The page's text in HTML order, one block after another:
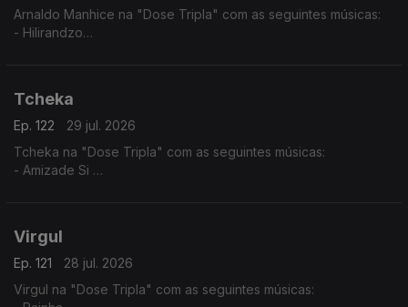
Arnaldo Manhice na "Dose Tripla" com as seguintes músicas:
- Hilirandzo
Tcheka
Ep. 122
29 jul. 2026
Tcheka na "Dose Tripla" com as seguintes músicas:
- Amizade Si
Virgul
Ep. 121
28 jul. 2026
Virgul na "Dose Tripla" com as seguintes músicas: